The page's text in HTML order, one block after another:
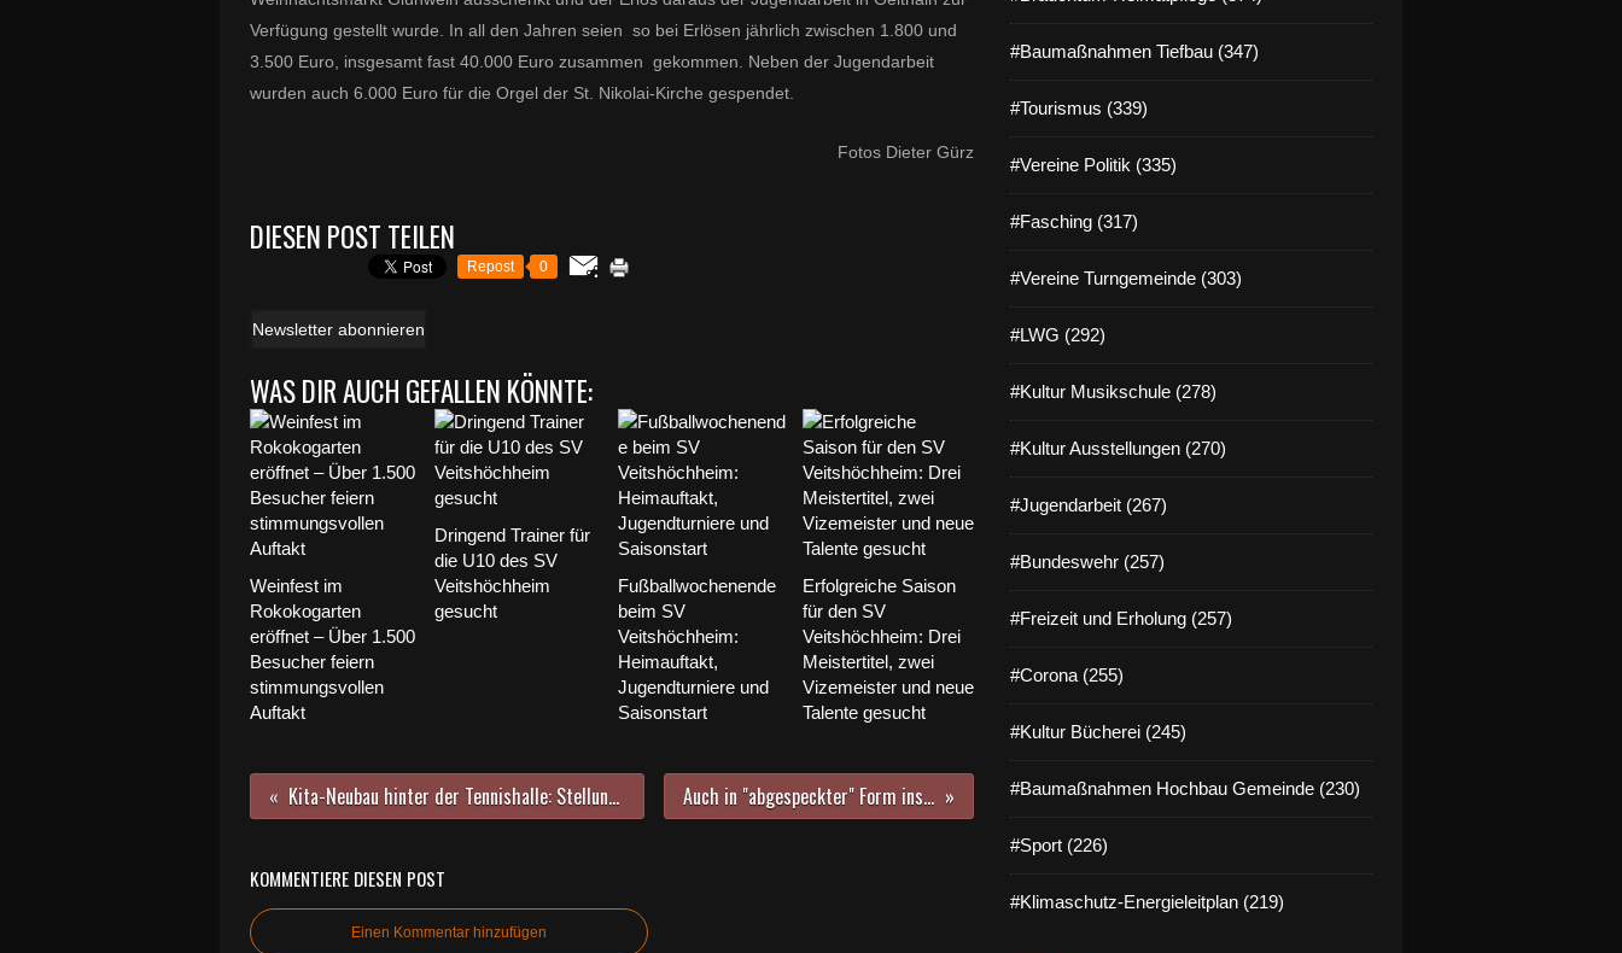
Verfügung gestellt wurde. In all den Jahren seien so bei Erlösen jährlich zwischen 1.800 und
3.500 Euro, insgesamt fast 40.000 Euro zusammen gekommen. Neben der Jugendarbeit
wurden auch 6.000 Euro für die Orgel der St. Nikolai-Kirche gespendet.
Fotos Dieter Gürz
DIESEN POST TEILEN
Repost 0
Newsletter abonnieren
WAS DIR AUCH GEFALLEN KÖNNTE:
Weinfest im
Rokokogarten
eröffnet – Über 1.500
Besucher feiern
stimmungsvollen
Auftakt
Dringend Trainer für
die U10 des SV
Veitshöchheim
gesucht
Fußballwochenende
beim SV
Veitshöchheim:
Heimauftakt,
Jugendturniere und
Saisonstart
Erfolgreiche Saison
für den SV
Veitshöchheim: Drei
Meistertitel, zwei
Vizemeister und neue
Talente gesucht
Kita-Neubau hinter der Tennishalle: Stellungnahme des Bürgermeisters zu den im Mai 2023 anonaym verteilten Flugblättern der sog. „Initiative Sinnvoller Kita-Standort“ Auch in "abgespeckter" Form inspirierte die "Promenadenmischung Musik & Kunst am Main" an Vatertag Tausende von Menschen
KOMMENTIERE DIESEN POST
Einen Kommentar hinzufügen
#Baumaßnahmen Tiefbau (347)
#Tourismus (339)
#Vereine Politik (335)
#Fasching (317)
#Vereine Turngemeinde (303)
#LWG (292)
#Kultur Musikschule (278)
#Kultur Ausstellungen (270)
#Jugendarbeit (267)
#Bundeswehr (257)
#Freizeit und Erholung (257)
#Corona (255)
#Kultur Bücherei (245)
#Baumaßnahmen Hochbau Gemeinde (230)
#Sport (226)
#Klimaschutz-Energieleitplan (219)